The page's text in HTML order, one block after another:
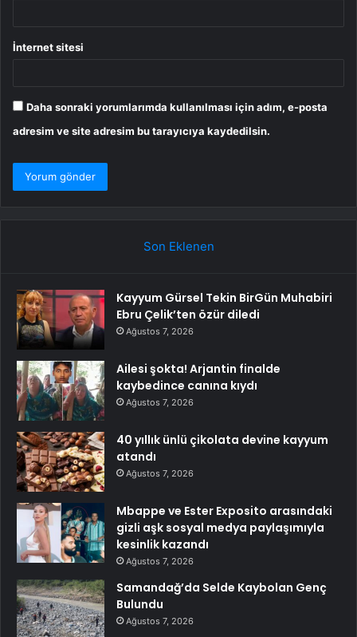
İnternet sitesi
Daha sonraki yorumlarımda kullanılması için adım, e-posta
adresim ve site adresim bu tarayıcıya kaydedilsin.
Son Eklenen
Kayyum Gürsel Tekin BirGün Muhabiri
Ebru Çelik’ten özür diledi
Ağustos 7, 2026
Ailesi şokta! Arjantin finalde
kaybedince canına kıydı
Ağustos 7, 2026
40 yıllık ünlü çikolata devine kayyum
atandı
Ağustos 7, 2026
Mbappe ve Ester Exposito arasındaki
gizli aşk sosyal medya paylaşımıyla
kesinlik kazandı
Ağustos 7, 2026
Samandağ’da Selde Kaybolan Genç
Bulundu
Ağustos 7, 2026